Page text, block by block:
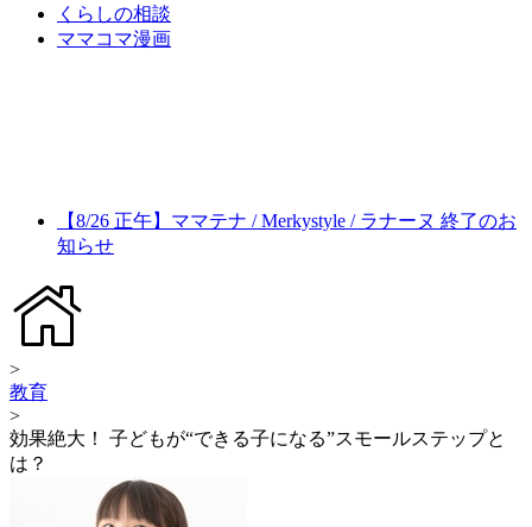
くらしの相談
ママコマ漫画
【8/26 正午】ママテナ / Merkystyle / ラナーヌ 終了のお
知らせ
>
教育
>
効果絶大！ 子どもが“できる子になる”スモールステップと
は？